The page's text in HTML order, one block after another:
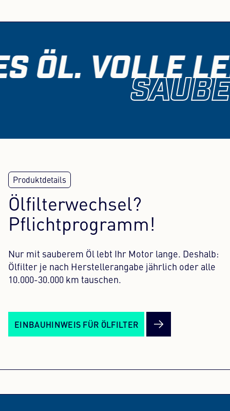
ÖL. VOLLE
Ölfilterwechsel?
Pflichtprogramm!
Nur mit sauberem Öl lebt Ihr Motor lange. Deshalb:
Ölfilter je nach Herstellerangabe jährlich oder alle
10.000-30.000 km tauschen.
EINBAUHINWEIS FÜR ÖLFILTER